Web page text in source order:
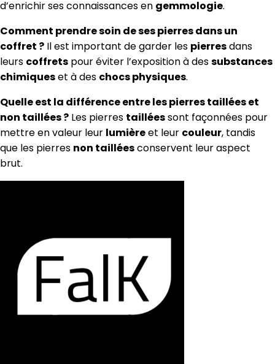
d’enrichir ses connaissances en gemmologie.
Comment prendre soin de ses pierres dans un
coffret ? Il est important de garder les pierresdans
leurs coffrets pour éviter l’exposition à dessubstances
chimiqueset à des chocs physiques.
Quelle est la différence entre les pierres taillées et
non taillées ? Les pierres tailléessont façonnées pour
mettre en valeur leur lumièreet leur couleur, tandis
que les pierres non tailléesconservent leur aspect
brut.